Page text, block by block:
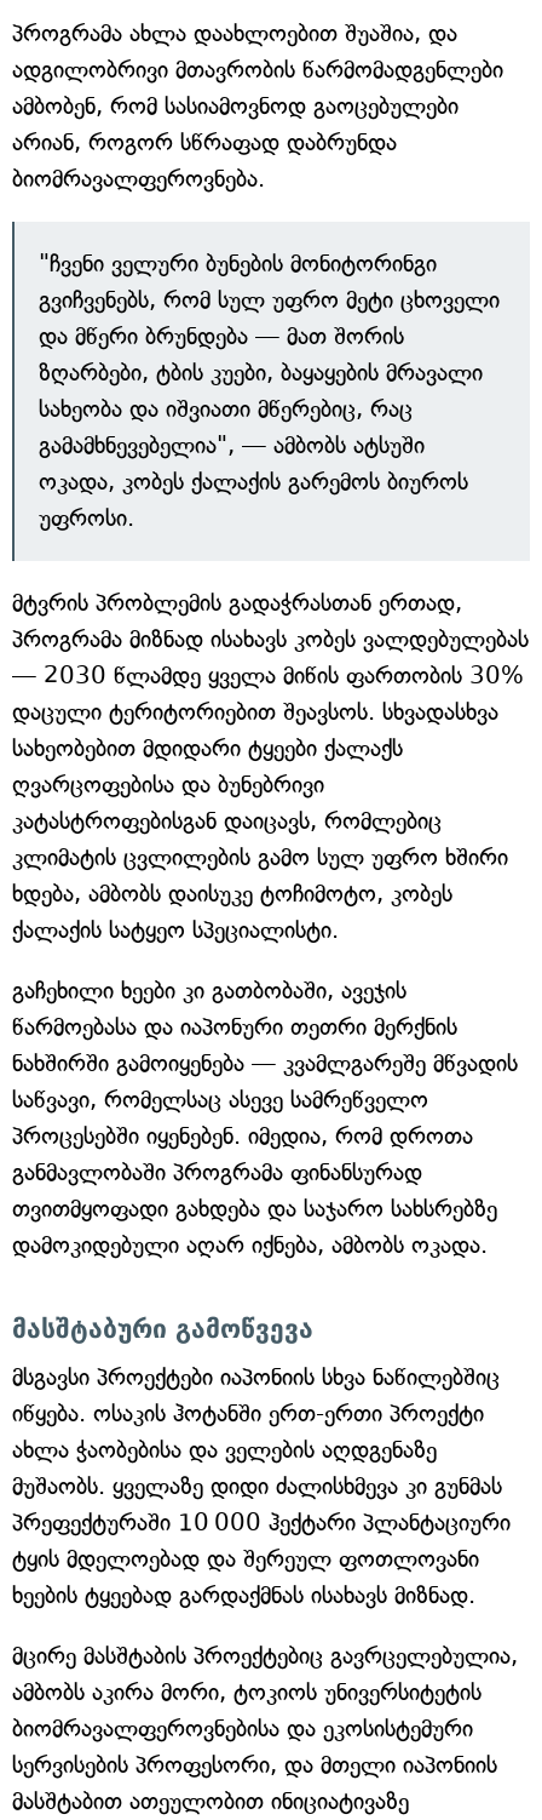
პროგრამა ახლა დაახლოებით შუაშია, და
ადგილობრივი მთავრობის წარმომადგენლები
ამბობენ, რომ სასიამოვნოდ გაოცებულები
არიან, როგორ სწრაფად დაბრუნდა
ბიომრავალფეროვნება.
"ჩვენი ველური ბუნების მონიტორინგი
გვიჩვენებს, რომ სულ უფრო მეტი ცხოველი
და მწერი ბრუნდება — მათ შორის
ზღარბები, ტბის კუები, ბაყაყების მრავალი
სახეობა და იშვიათი მწერებიც, რაც
გამამხნევებელია", — ამბობს ატსუში
ოკადა, კობეს ქალაქის გარემოს ბიუროს
უფროსი.
მტვრის პრობლემის გადაჭრასთან ერთად,
პროგრამა მიზნად ისახავს კობეს ვალდებულებას
— 2030 წლამდე ყველა მიწის ფართობის 30%
დაცული ტერიტორიებით შეავსოს. სხვადასხვა
სახეობებით მდიდარი ტყეები ქალაქს
ღვარცოფებისა და ბუნებრივი
კატასტროფებისგან დაიცავს, რომლებიც
კლიმატის ცვლილების გამო სულ უფრო ხშირი
ხდება, ამბობს დაისუკე ტოჩიმოტო, კობეს
ქალაქის სატყეო სპეციალისტი.
გაჩეხილი ხეები კი გათბობაში, ავეჯის
წარმოებასა და იაპონური თეთრი მერქნის
ნახშირში გამოიყენება — კვამლგარეშე მწვადის
საწვავი, რომელსაც ასევე სამრეწველო
პროცესებში იყენებენ. იმედია, რომ დროთა
განმავლობაში პროგრამა ფინანსურად
თვითმყოფადი გახდება და საჯარო სახსრებზე
დამოკიდებული აღარ იქნება, ამბობს ოკადა.
მასშტაბური გამოწვევა
მსგავსი პროექტები იაპონიის სხვა ნაწილებშიც
იწყება. ოსაკის ჰოტანში ერთ-ერთი პროექტი
ახლა ჭაობებისა და ველების აღდგენაზე
მუშაობს. ყველაზე დიდი ძალისხმევა კი გუნმას
პრეფექტურაში 10 000 ჰექტარი პლანტაციური
ტყის მდელოებად და შერეულ ფოთლოვანი
ხეების ტყეებად გარდაქმნას ისახავს მიზნად.
მცირე მასშტაბის პროექტებიც გავრცელებულია,
ამბობს აკირა მორი, ტოკიოს უნივერსიტეტის
ბიომრავალფეროვნებისა და ეკოსისტემური
სერვისების პროფესორი, და მთელი იაპონიის
მასშტაბით ათეულობით ინიციატივაზე